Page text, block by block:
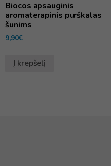
Biocos apsauginis
aromaterapinis purškalas
šunims
9,90€
Į krepšelį